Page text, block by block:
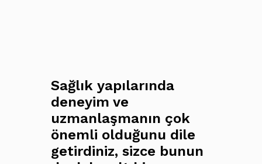
Sağlık yapılarında
deneyim ve
uzmanlaşmanın çok
önemli olduğunu dile
getirdiniz, sizce bunun